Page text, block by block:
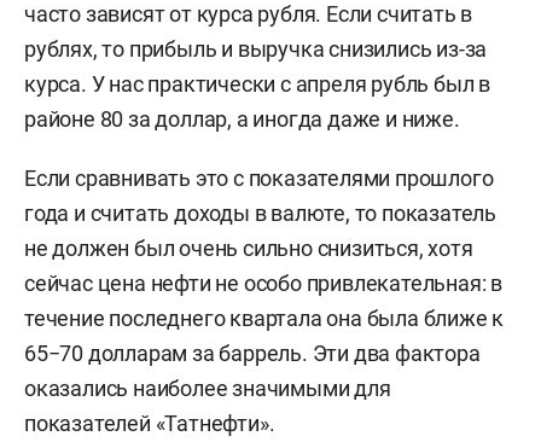
часто зависят от курса рубля. Если считать в
рублях, то прибыль и выручка снизились из-за
курса. У нас практически с апреля рубль был в
районе 80 за доллар, а иногда даже и ниже.
Если сравнивать это с показателями прошлого
года и считать доходы в валюте, то показатель
не должен был очень сильно снизиться, хотя
сейчас цена нефти не особо привлекательная: в
течение последнего квартала она была ближе к
65−70 долларам за баррель. Эти два фактора
оказались наиболее значимыми для
показателей «Татнефти».